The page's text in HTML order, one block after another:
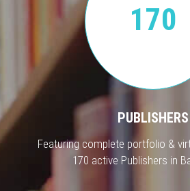
170
PUBLISHERS
Featuring complete portfolio &
170 active Publishers in